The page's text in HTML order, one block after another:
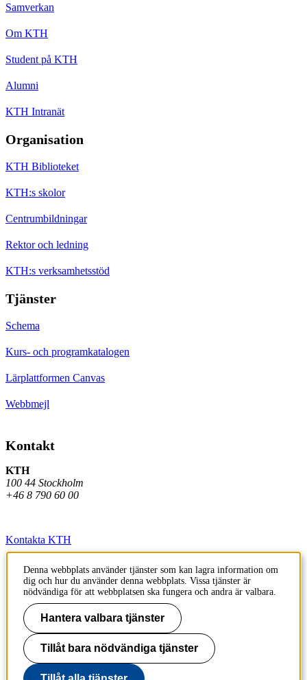
Samverkan
Om KTH
Student på KTH
Alumni
KTH Intranät
Organisation
KTH Biblioteket
KTH:s skolor
Centrumbildningar
Rektor och ledning
KTH:s verksamhetsstöd
Tjänster
Schema
Kurs- och programkatalogen
Lärplattformen Canvas
Webbmejl
Kontakt
KTH
100 44 Stockholm
+46 8 790 60 00
Kontakta KTH
Jobba på KTH
Press och media
Faktura och betalning KTH
Om KTH:s webbplatser
Tillgänglighetsredogörelse
Denna webbplats använder tjänster som kan lagra information om
dig och hur du använder denna webbplats. Vissa tjänster är
nödvändiga för att webbplatsen ska fungera och andra är valbara.
Hantera valbara tjänster
Tillåt bara nödvändiga tjänster